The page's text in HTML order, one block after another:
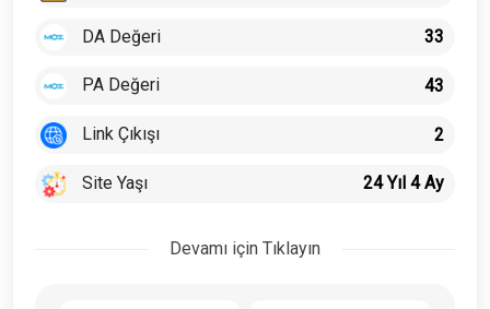
DA Değeri 33
PA Değeri 43
Link Çıkışı 2
Site Yaşı 24 Yıl 4 Ay
Devamı için Tıklayın